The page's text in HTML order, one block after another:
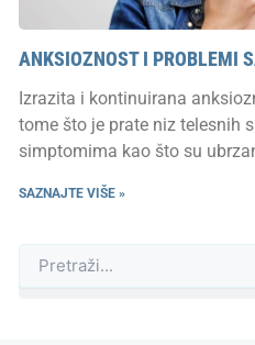
ANKSIOZNOST I PROBLEMI
Izrazita i kontinuirana
tome što je prate niz telesnih
simptomima kao što su
SAZNAJTE VIŠE »